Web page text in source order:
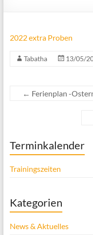
2022 extra Proben
Tabatha 13/05/
← Ferienplan -
Terminkalender
Trainingszeiten
Kategorien
News & Aktuelles